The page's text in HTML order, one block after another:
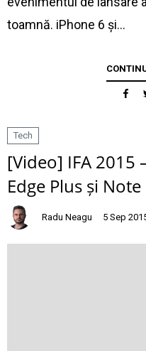
toamnă. iPhone 6 și…
Tech
[Video] IFA 2015
Edge Plus și Note
Radu Neagu 5 Sep